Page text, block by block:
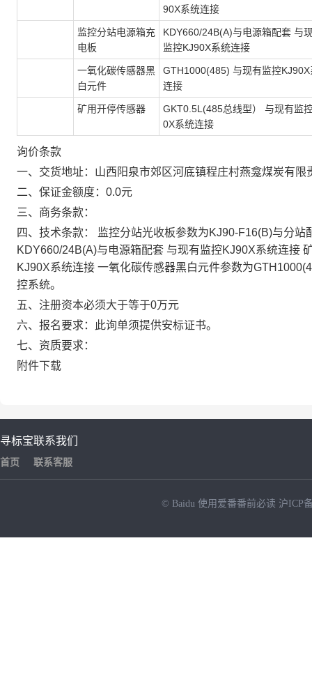
90X系统连接
监控分站电源箱充
电板
KDY660/24B(A)与电源箱配套 与
监控KJ90X系统连接
一氧化碳传感器黑
白元件
GTH1000(485) 与现有监控KJ90X
连接
矿用开停传感器
GKT0.5L(485总线型） 与现有监
0X系统连接
询价条款
一、交货地址：山西阳泉市郊区河底镇程庄村燕龛煤炭有限
二、保证金额度：0.0元
三、商务条款：
四、技术条款： 监控分站光收板参数为KJ90-F16(B)与分
KDY660/24B(A)与电源箱配套 与现有监控KJ90X系统连接
KJ90X系统连接 一氧化碳传感器黑白元件参数为
控系统。
五、注册资本必须大于等于0万元
六、报名要求：此询单须提供安标证书。
七、资质要求：
附件下载
寻标宝
首页
联系我们
联系客服
© Baidu 使用爱番番前必读 沪ICP